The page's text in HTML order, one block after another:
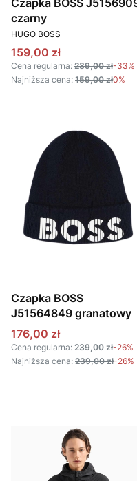
czarny
PRODUCENT
HUGO BOSS
Cena promocyjna
159,00 zł
Cena regularna: 239,00 zł-33%
Najniższa cena: 159,00 zł0%
Czapka BOSS
J51564849 granatowy
Cena promocyjna
176,00 zł
Cena regularna: 239,00 zł-26%
Najniższa cena: 239,00 zł-26%